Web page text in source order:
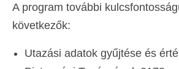
A program további
következők:
Utazási adatok gyűjtése és